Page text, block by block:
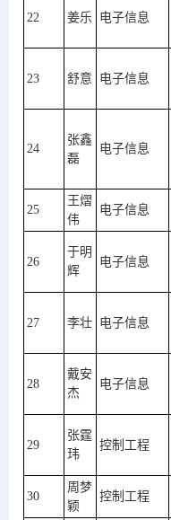
22 姜乐 电子信息
23 舒意 电子信息
24
张鑫
磊
电子信息
25
王熠
伟
电子信息
26
于明
辉
电子信息
27 李壮 电子信息
28
戴安
杰
电子信息
29
张霆
玮
控制工程
30
周梦
颖
控制工程